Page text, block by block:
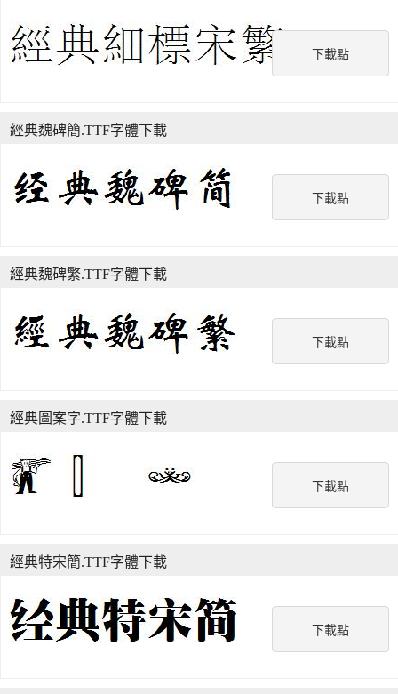
下載點
下載點
經典魏碑簡.TTF字體下載
下載點
經典魏碑繁.TTF字體下載
下載點
經典圖案字.TTF字體下載
下載點
經典特宋簡.TTF字體下載